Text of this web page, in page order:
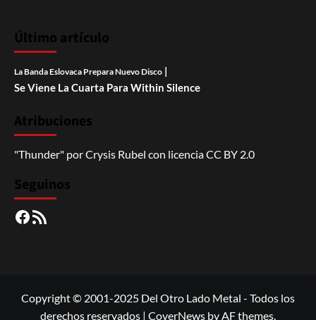
Último artículo
La Banda Eslovaca Prepara Nuevo Disco |
Se Viene La Cuarta Para Within Silence
Atribuciones
"Thunder" porCrysis Rubel con licenciaCC BY 2.0
Seguinos
Facebook
RSS
Copyright © 2001-2025 Del Otro Lado Metal - Todos los
derechos reservados | CoverNews by AF themes.